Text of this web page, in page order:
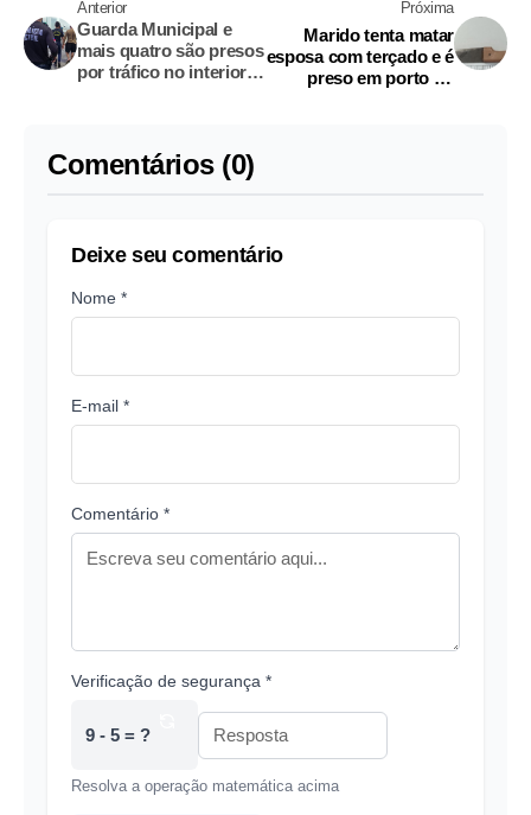
Anterior
Guarda Municipal e
mais quatro são presos
por tráfico no interior
Próxima
Marido tenta matar
esposa com terçado e é
preso em porto no
Comentários (0)
Deixe seu comentário
Nome *
E-mail *
Comentário *
Verificação de segurança *
9 - 5 = ?
Resolva a operação matemática acima